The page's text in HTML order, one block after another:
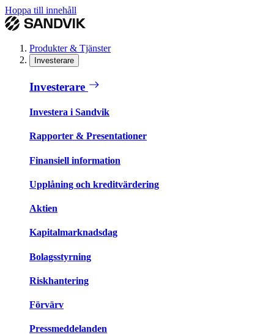
Hoppa till innehåll
Produkter & Tjänster
Investerare
Investerare
Investera i Sandvik
Rapporter & Presentationer
Finansiell information
Upplåning och kreditvärdering
Aktien
Kapitalmarknadsdag
Bolagsstyrning
Riskhantering
Förvärv
Pressmeddelanden